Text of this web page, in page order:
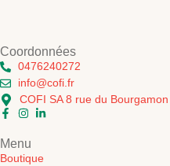
Coordonnées
0476240272
info@cofi.fr
COFI SA 8 rue du
Menu
Boutique